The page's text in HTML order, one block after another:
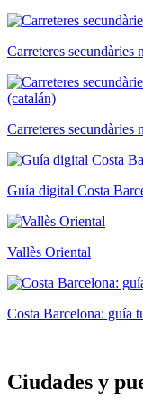
Carreteres
Carreteres
Guía digital Costa
Vallès Oriental
Costa Barcelona: guía
Ciudades y